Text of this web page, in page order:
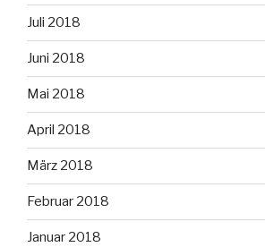
Juli 2018
Juni 2018
Mai 2018
April 2018
März 2018
Februar 2018
Januar 2018